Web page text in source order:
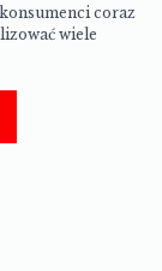
coraz
wiele